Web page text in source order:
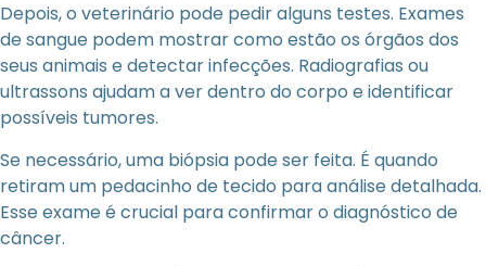
Depois, o veterinário pode pedir alguns testes. Exames
de sangue podem mostrar como estão os órgãos dos
seus animais e detectar infecções. Radiografias ou
ultrassons ajudam a ver dentro do corpo e identificar
possíveis tumores.
Se necessário, uma biópsia pode ser feita. É quando
retiram um pedacinho de tecido para análise detalhada.
Esse exame é crucial para confirmar o diagnóstico de
câncer.